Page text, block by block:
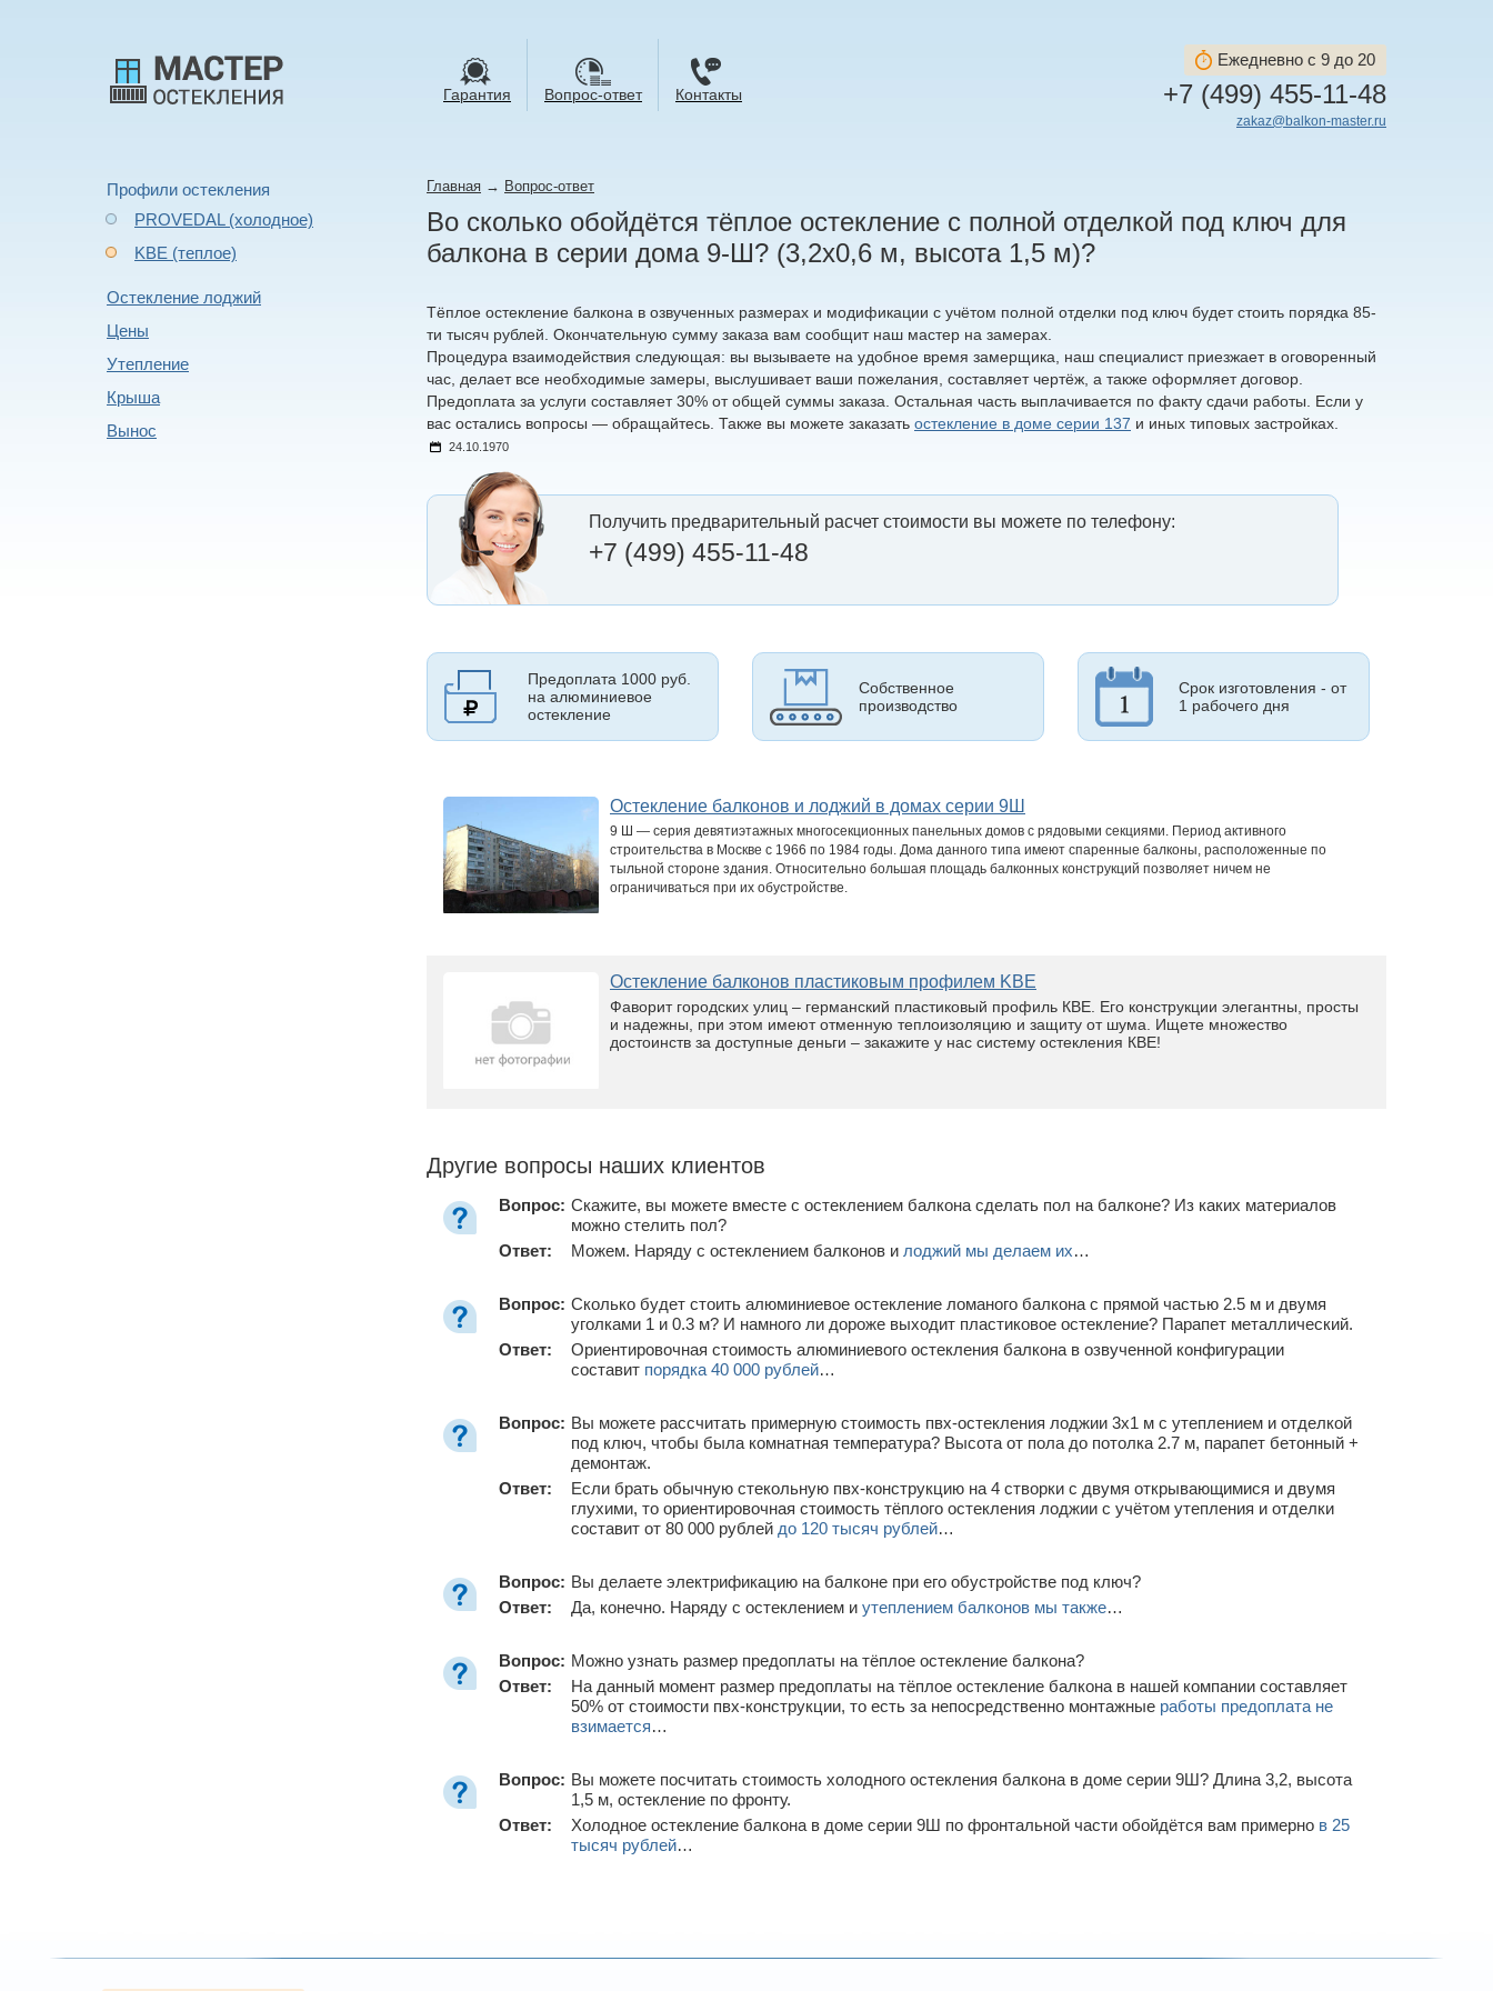
Гарантия Вопрос-ответ Контакты
Ежедневно с 9 до 20
+7 (499) 455-11-48
zakaz@balkon-master.ru
Профили остекления
PROVEDAL (холодное)
KBE (теплое)
Остекление лоджий
Цены
Утепление
Крыша
Вынос
Главная → Вопрос-ответ
Во сколько обойдётся тёплое остекление с полной отделкой под ключ для
балкона в серии дома 9-Ш? (3,2х0,6 м, высота 1,5 м)?
Тёплое остекление балкона в озвученных размерах и модификации с учётом полной отделки под ключ будет стоить порядка 85-
ти тысяч рублей. Окончательную сумму заказа вам сообщит наш мастер на замерах.
Процедура взаимодействия следующая: вы вызываете на удобное время замерщика, наш специалист приезжает в оговоренный
час, делает все необходимые замеры, выслушивает ваши пожелания, составляет чертёж, а также оформляет договор.
Предоплата за услуги составляет 30% от общей суммы заказа. Остальная часть выплачивается по факту сдачи работы. Если у
вас остались вопросы — обращайтесь. Также вы можете заказать остекление в доме серии 137 и иных типовых застройках.
24.10.1970
Получить предварительный расчет стоимости вы можете по телефону:
+7 (499) 455-11-48
Предоплата 1000 руб.
на алюминиевое
остекление
Собственное
производство
Срок изготовления - от
1 рабочего дня
Остекление балконов и лоджий в домах серии 9Ш
9 Ш — серия девятиэтажных многосекционных панельных домов с рядовыми секциями. Период активного
строительства в Москве с 1966 по 1984 годы. Дома данного типа имеют спаренные балконы, расположенные по
тыльной стороне здания. Относительно большая площадь балконных конструкций позволяет ничем не
ограничиваться при их обустройстве.
Остекление балконов пластиковым профилем KBE
Фаворит городских улиц – германский пластиковый профиль КВЕ. Его конструкции элегантны, просты
и надежны, при этом имеют отменную теплоизоляцию и защиту от шума. Ищете множество
достоинств за доступные деньги – закажите у нас систему остекления КВЕ!
Другие вопросы наших клиентов
Вопрос: Скажите, вы можете вместе с остеклением балкона сделать пол на балконе? Из каких материалов
можно стелить пол?
Ответ:
Можем. Наряду с остеклением балконов и лоджий мы делаем их…
Вопрос: Сколько будет стоить алюминиевое остекление ломаного балкона с прямой частью 2.5 м и двумя
уголками 1 и 0.3 м? И намного ли дороже выходит пластиковое остекление? Парапет металлический.
Ответ:
Ориентировочная стоимость алюминиевого остекления балкона в озвученной конфигурации
составит порядка 40 000 рублей…
Вопрос: Вы можете рассчитать примерную стоимость пвх-остекления лоджии 3х1 м с утеплением и отделкой
под ключ, чтобы была комнатная температура? Высота от пола до потолка 2.7 м, парапет бетонный +
демонтаж.
Ответ:
Если брать обычную стекольную пвх-конструкцию на 4 створки с двумя открывающимися и двумя
глухими, то ориентировочная стоимость тёплого остекления лоджии с учётом утепления и отделки
составит от 80 000 рублей до 120 тысяч рублей…
Вопрос: Вы делаете электрификацию на балконе при его обустройстве под ключ?
Ответ:
Да, конечно. Наряду с остеклением и утеплением балконов мы также…
Вопрос: Можно узнать размер предоплаты на тёплое остекление балкона?
Ответ:
На данный момент размер предоплаты на тёплое остекление балкона в нашей компании составляет
50% от стоимости пвх-конструкции, то есть за непосредственно монтажные работы предоплата не
взимается…
Вопрос: Вы можете посчитать стоимость холодного остекления балкона в доме серии 9Ш? Длина 3,2, высота
1,5 м, остекление по фронту.
Ответ:
Холодное остекление балкона в доме серии 9Ш по фронтальной части обойдётся вам примерно в 25
тысяч рублей…